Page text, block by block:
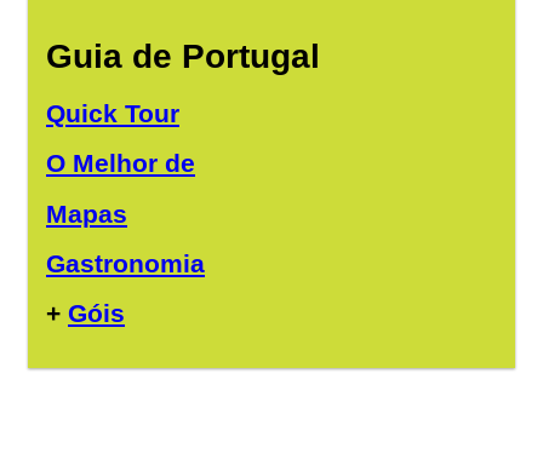
Guia de Portugal
Quick Tour
O Melhor de
Mapas
Gastronomia
+ Góis